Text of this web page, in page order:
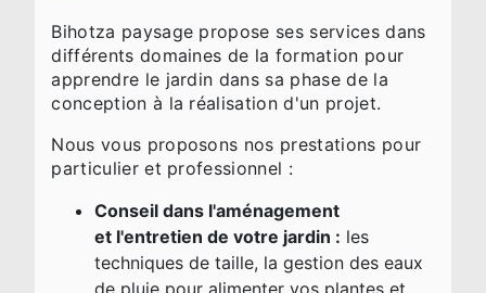
Bihotza paysage propose ses services dans
différents domaines de la formation pour
apprendre le jardin dans sa phase de la
conception à la réalisation d'un projet.
Nous vous proposons nos prestations pour
particulier et professionnel :
Conseil dans l'aménagement
et l'entretien de votre jardin : les
techniques de taille, la gestion des eaux
de pluie pour alimenter vos plantes et